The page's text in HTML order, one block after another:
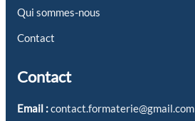
Qui sommes-nous
Contact
Contact
Email :contact.formaterie@gmail.com